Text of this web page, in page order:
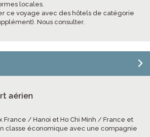
locales.
ce voyage avec des hôtels de catégorie
Nous consulter.
aérien
France / Hanoi et Ho Chi Minh / France et
classe économique avec une compagnie